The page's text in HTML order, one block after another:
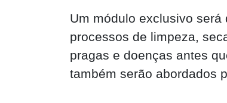
Um módulo exclusivo
processos de limpeza,
pragas e doenças antes
também serão abordados